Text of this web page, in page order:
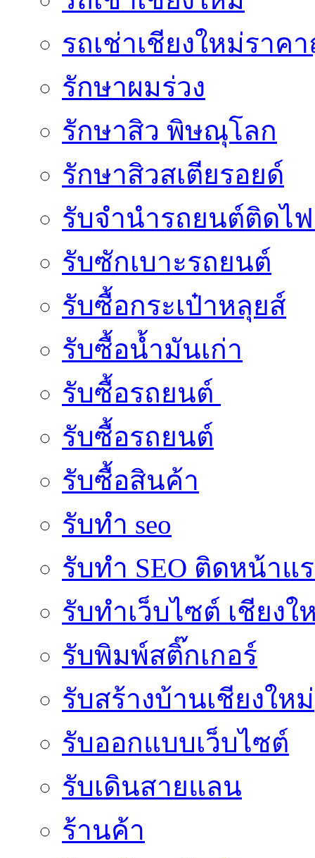
รถเช่าเชียงใหม่ราค
รักษาผมร่วง
รักษาสิว พิษณุโลก
รักษาสิวสเตียรอยด์
รับจํานํารถยนต์ติดไ
รับซักเบาะรถยนต์
รับซื้อกระเป๋าหลุยส์
รับซื้อน้ำมันเก่า
รับซื้อรถยนต์
รับซื้อรถยนต์
รับซื้อสินค้า
รับทำ seo
รับทำ SEO ติดหน้าแ
รับทำเว็บไซต์ เชียงใ
รับพิมพ์สติ๊กเกอร์
รับสร้างบ้านเชียงใหม่
รับออกแบบเว็บไซต์
รับเดินสายแลน
ร้านค้า